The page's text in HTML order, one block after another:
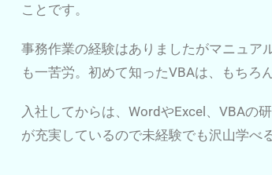
ことです。
事務作業の経験はありましたがマニュア
も一苦労。初めて知ったVBAは、もちろ
入社してからは、WordやExcel、VBAの
が充実しているので未経験でも沢山学べ